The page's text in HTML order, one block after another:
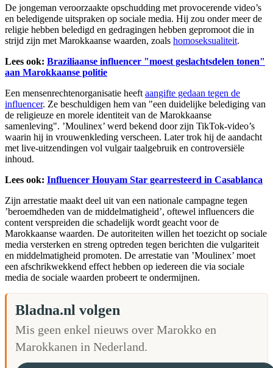
De jongeman veroorzaakte opschudding met provocerende video’s
en beledigende uitspraken op sociale media. Hij zou onder meer de
religie hebben beledigd en gedragingen hebben gepromoot die in
strijd zijn met Marokkaanse waarden, zoals homoseksualiteit.
Lees ook: Braziliaanse influencer "moest geslachtsdelen tonen"
aan Marokkaanse politie
Een mensenrechtenorganisatie heeft aangifte gedaan tegen de
influencer. Ze beschuldigen hem van "een duidelijke belediging van
de religieuze en morele identiteit van de Marokkaanse
samenleving". ’Moulinex’ werd bekend door zijn TikTok-video’s
waarin hij in vrouwenkleding verscheen. Later trok hij de aandacht
met live-uitzendingen vol vulgair taalgebruik en controversiële
inhoud.
Lees ook: Influencer Houyam Star gearresteerd in Casablanca
Zijn arrestatie maakt deel uit van een nationale campagne tegen
’beroemdheden van de middelmatigheid’, oftewel influencers die
content verspreiden die schadelijk wordt geacht voor de
Marokkaanse waarden. De autoriteiten willen het toezicht op sociale
media versterken en streng optreden tegen berichten die vulgariteit
en middelmatigheid promoten. De arrestatie van ’Moulinex’ moet
een afschrikwekkend effect hebben op iedereen die via sociale
media de sociale waarden probeert te ondermijnen.
Bladna.nl volgen
Mis geen enkel nieuws over Marokko en
Marokkanen in Nederland.